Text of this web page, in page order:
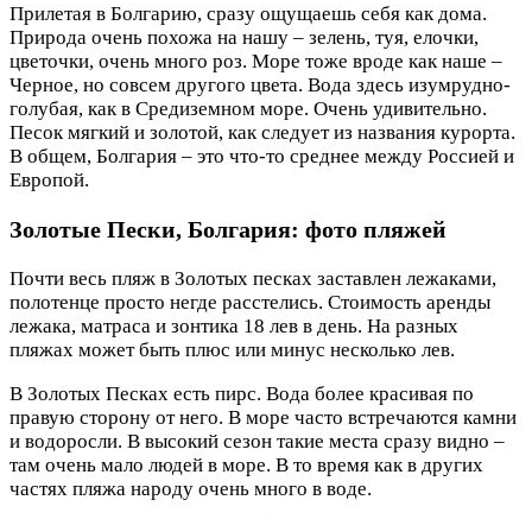
Прилетая в Болгарию, сразу ощущаешь себя как дома.
Природа очень похожа на нашу – зелень, туя, елочки,
цветочки, очень много роз. Море тоже вроде как наше –
Черное, но совсем другого цвета. Вода здесь изумрудно-
голубая, как в Средиземном море. Очень удивительно.
Песок мягкий и золотой, как следует из названия курорта.
В общем, Болгария – это что-то среднее между Россией и
Европой.
Золотые Пески, Болгария: фото пляжей
Почти весь пляж в Золотых песках заставлен лежаками,
полотенце просто негде расстелись. Стоимость аренды
лежака, матраса и зонтика 18 лев в день. На разных
пляжах может быть плюс или минус несколько лев.
В Золотых Песках есть пирс. Вода более красивая по
правую сторону от него. В море часто встречаются камни
и водоросли. В высокий сезон такие места сразу видно –
там очень мало людей в море. В то время как в других
частях пляжа народу очень много в воде.